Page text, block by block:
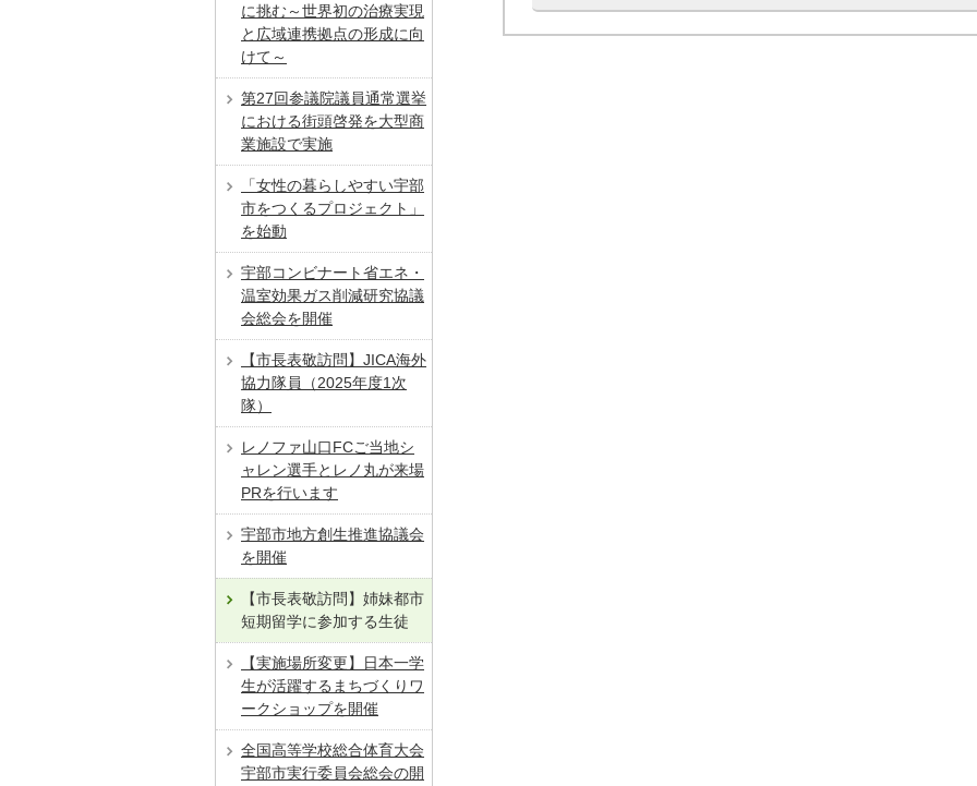
に挑む～世界初の治療実現
と広域連携拠点の形成に向
けて～
第27回参議院議員通常選挙
における街頭啓発を大型商
業施設で実施
「女性の暮らしやすい宇部
市をつくるプロジェクト」
を始動
宇部コンビナート省エネ・
温室効果ガス削減研究協議
会総会を開催
【市長表敬訪問】JICA海外
協力隊員（2025年度1次
隊）
レノファ山口FCご当地シ
ャレン選手とレノ丸が来場
PRを行います
宇部市地方創生推進協議会
を開催
【市長表敬訪問】姉妹都市
短期留学に参加する生徒
【実施場所変更】日本一学
生が活躍するまちづくりワ
ークショップを開催
全国高等学校総合体育大会
宇部市実行委員会総会の開